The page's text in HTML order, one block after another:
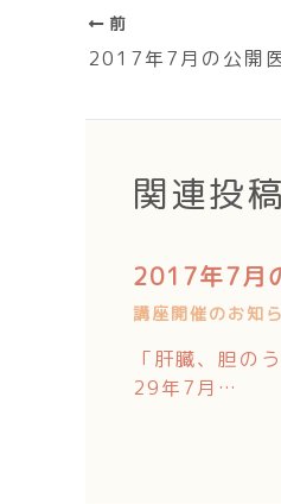
前
2017年7月の公開
関連投稿
2017年7月
講座開催のお知
「肝臓、胆の
29年7月…